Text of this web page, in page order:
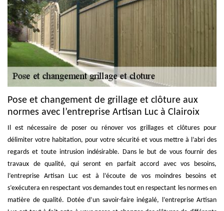
Pose et changement de grillage et clôture aux
normes avec l’entreprise Artisan Luc à Clairoix
Il est nécessaire de poser ou rénover vos grillages et clôtures pour
délimiter votre habitation, pour votre sécurité et vous mettre à l’abri des
regards et toute intrusion indésirable. Dans le but de vous fournir des
travaux de qualité, qui seront en parfait accord avec vos besoins,
l’entreprise Artisan Luc est à l’écoute de vos moindres besoins et
s’exécutera en respectant vos demandes tout en respectant les normes en
matière de qualité. Dotée d’un savoir-faire inégalé, l’entreprise Artisan